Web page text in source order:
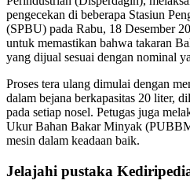
pengecekan di beberapa Stasiun
(SPBU) pada Rabu, 18 Desember
untuk memastikan bahwa takaran
yang dijual sesuai dengan nominal
Proses tera ulang dimulai dengan
dalam bejana berkapasitas 20 liter,
pada setiap nosel. Petugas juga
Ukur Bahan Bakar Minyak
mesin dalam keadaan baik.
Jelajahi pustaka